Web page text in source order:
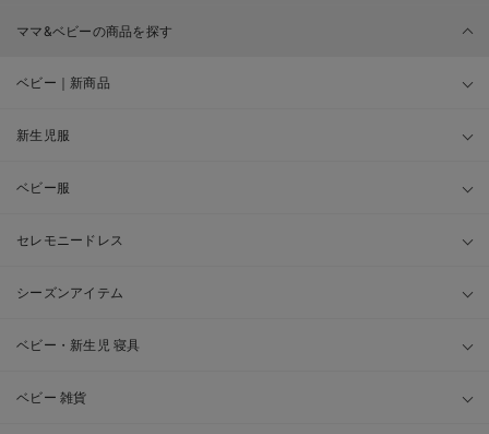
ママ&ベビーの商品を探す
ベビー｜新商品
新生児服
ベビー服
セレモニードレス
シーズンアイテム
ベビー・新生児 寝具
ベビー 雑貨